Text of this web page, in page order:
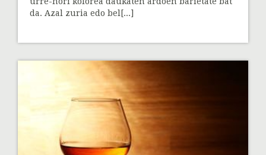
da. Azal zuria edo bel[...]